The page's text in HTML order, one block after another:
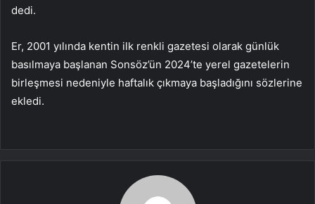
dedi.
Er, 2001 yılında kentin ilk renkli gazetesi olarak günlük
basılmaya başlanan Sonsöz’ün 2024’te yerel gazetelerin
birleşmesi nedeniyle haftalık çıkmaya başladığını sözlerine
ekledi.